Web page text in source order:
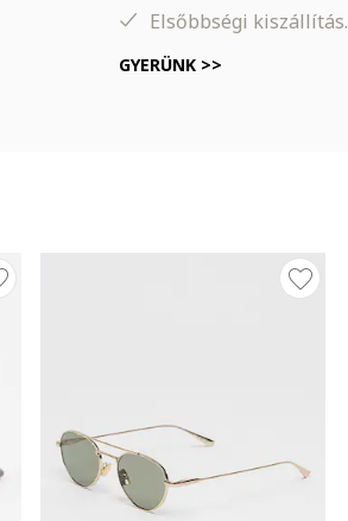
Elsőbbségi kiszállítás.
GYERÜNK >>